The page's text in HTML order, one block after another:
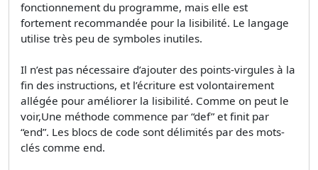
fonctionnement du programme, mais elle est
fortement recommandée pour la lisibilité. Le langage
utilise très peu de symboles inutiles.
Il n’est pas nécessaire d’ajouter des points-virgules à la
fin des instructions, et l’écriture est volontairement
allégée pour améliorer la lisibilité. Comme on peut le
voir,Une méthode commence par “def” et finit par
“end”. Les blocs de code sont délimités par des mots-
clés comme end.